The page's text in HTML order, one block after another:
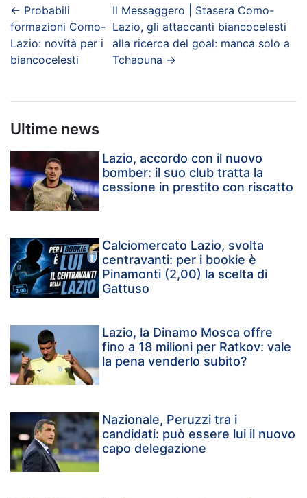
← Probabili
formazioni Como-
Lazio: novità per i
biancocelesti
Il Messaggero | Stasera Como-
Lazio, gli attaccanti biancocelesti
alla ricerca del goal: manca solo a
Tchaouna →
Ultime news
Lazio, accordo con il nuovo
bomber: il suo club tratta la
cessione in prestito con riscatto
Calciomercato Lazio, svolta
centravanti: per i bookie è
Pinamonti (2,00) la scelta di
Gattuso
Lazio, la Dinamo Mosca offre
fino a 18 milioni per Ratkov: vale
la pena venderlo subito?
Nazionale, Peruzzi tra i
candidati: può essere lui il nuovo
capo delegazione